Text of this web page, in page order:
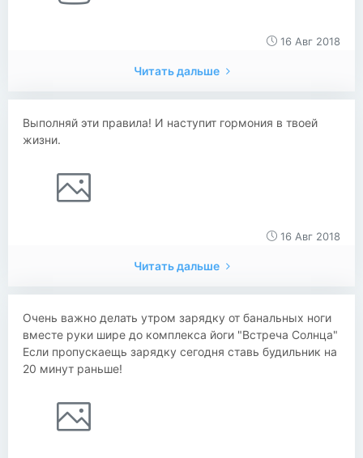
16 Авг 2018
Читать дальше
Выполняй эти правила! И наступит гормония в твоей
жизни.
16 Авг 2018
Читать дальше
Очень важно делать утром зарядку от банальных ноги
вместе руки шире до комплекса йоги "Встреча Солнца"
Если пропускаещь зарядку сегодня ставь будильник на
20 минут раньше!